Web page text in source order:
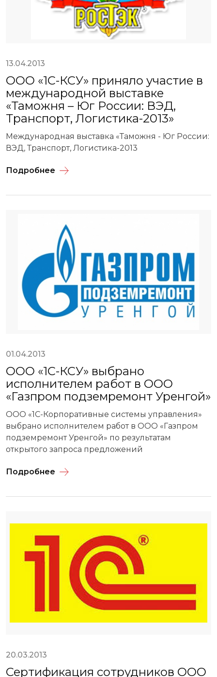
13.04.2013
ООО «1С-КСУ» приняло участие в
международной выставке
«Таможня – Юг России: ВЭД,
Транспорт, Логистика-2013»
Международная выставка «Таможня - Юг России:
ВЭД, Транспорт, Логистика-2013
Подробнее
01.04.2013
ООО «1С-КСУ» выбрано
исполнителем работ в ООО
«Газпром подземремонт Уренгой»
ООО «1С-Корпоративные системы управления»
выбрано исполнителем работ в ООО «Газпром
подземремонт Уренгой» по результатам
открытого запроса предложений
Подробнее
20.03.2013
Сертификация сотрудников ООО